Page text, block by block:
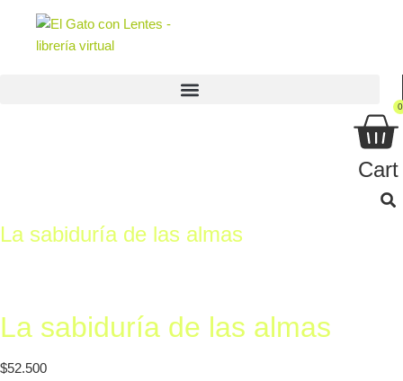
contenido
0
Cart
La sabiduría de las almas
La sabiduría de las almas
$52.500